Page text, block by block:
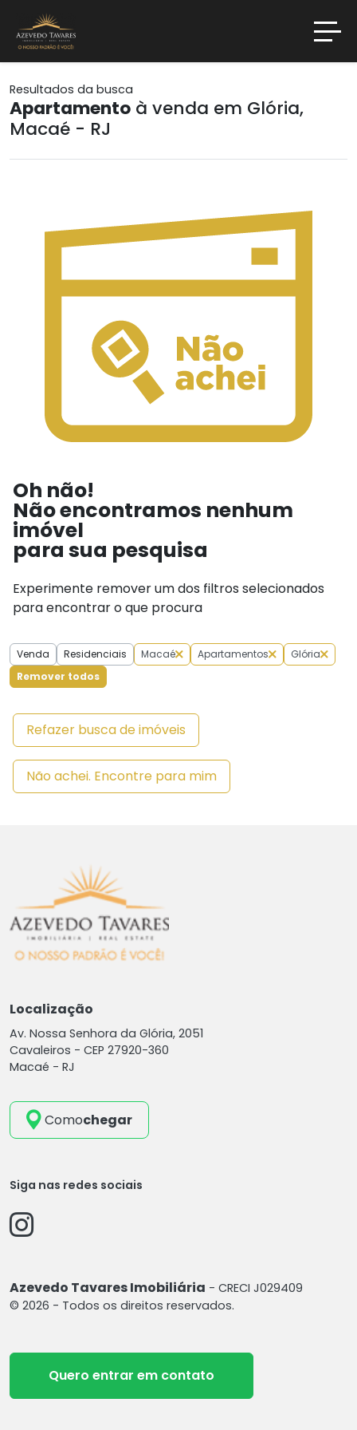
Resultados da busca
Apartamento à venda em Glória,
Macaé - RJ
Venda Residenciais Macaé Apartamentos
Glória
Remover todos
Oh não!
Não encontramos nenhum
imóvel
para sua pesquisa
Experimente remover um dos filtros selecionados
para encontrar o que procura
Refazer busca de imóveis
Não achei. Encontre para mim
Localização
Av. Nossa Senhora da Glória, 2051
Cavaleiros - CEP 27920-360
Macaé - RJ
Comochegar
Siga nas redes sociais
Azevedo Tavares Imobiliária - CRECI J029409
© 2026 - Todos os direitos reservados.
Quero entrar em contato